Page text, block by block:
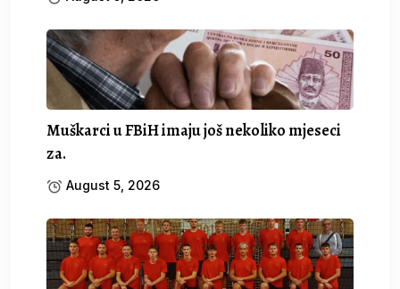
Muškarci u FBiH imaju još nekoliko mjeseci
za.
August 5, 2026